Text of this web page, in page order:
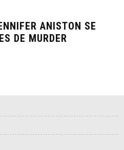
ANISTON SE
DE MURDER